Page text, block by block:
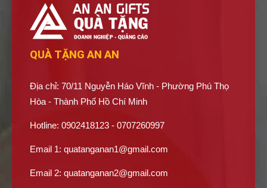
QUÀ TẶNG AN AN
Địa chỉ: 70/11 Nguyễn Háo Vĩnh - Phường Phú Thọ
Hòa - Thành Phố Hồ Chí Minh
Hotline: 0902418123 - 0707260997
Email 1: quatanganan1@gmail.com
Email 2: quatanganan2@gmail.com